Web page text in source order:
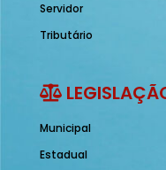
Servidor
Tributário
Municipal
Estadual